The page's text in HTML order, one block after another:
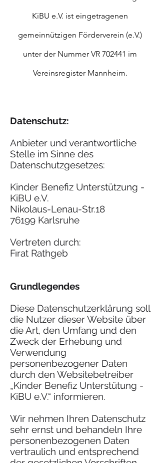
KiBU e.V. ist eingetragenen
gemeinnützigen Förderverein (e.V.)
unter der Nummer VR 702441 im
Vereinsregister Mannheim.
Datenschutz:
Anbieter und verantwortliche
Stelle im Sinne des
Datenschutzgesetzes:
Kinder Benefiz Unterstützung -
KiBU e.V.
Nikolaus-Lenau-Str.18
76199 Karlsruhe
Vertreten durch:
Fırat Rathgeb
Grundlegendes
Diese Datenschutzerklärung soll
die Nutzer dieser Website über
die Art, den Umfang und den
Zweck der Erhebung und
Verwendung
personenbezogener Daten
durch den Websitebetreiber
„Kinder Benefiz Unterstütung -
KiBU e.V.“ informieren.
Wir nehmen Ihren Datenschutz
sehr ernst und behandeln Ihre
personenbezogenen Daten
vertraulich und entsprechend